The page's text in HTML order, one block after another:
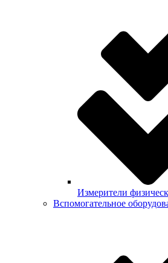
Измерители
Вспомогательное